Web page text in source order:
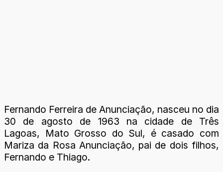
Fernando Ferreira de Anunciação, nasceu no dia
30 de agosto de 1963 na cidade de Três
Lagoas, Mato Grosso do Sul, é casado com
Mariza da Rosa Anunciação, pai de dois filhos,
Fernando e Thiago.